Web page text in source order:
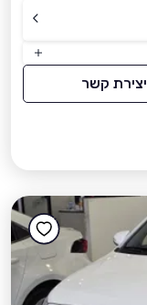
יצירת קשר